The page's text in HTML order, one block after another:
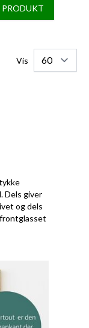
PRODUKT
Vis
Dels giver
og dels